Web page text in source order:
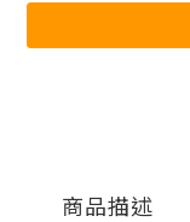
商品描述